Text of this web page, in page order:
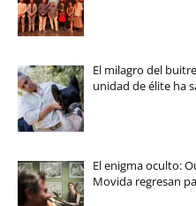
El milagro del
unidad de élite ha
El enigma oculto:
Movida regresan